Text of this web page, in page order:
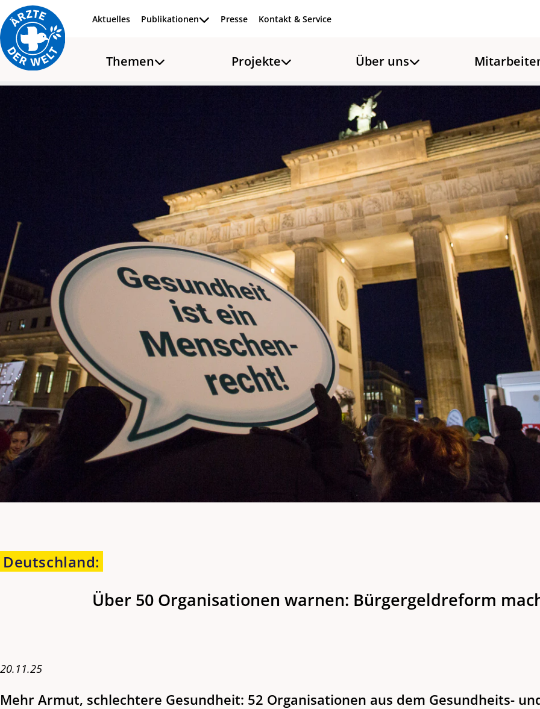
Zum Inhalt springen
Aktuelles Publikationen Presse Kontakt & Service
Themen Projekte Über uns
Deutschland:
Über 50 Organisationen warnen: Bürgergeldreform
20.11.25
Mehr Armut, schlechtere Gesundheit: 52 Organisationen aus dem Gesundheits-